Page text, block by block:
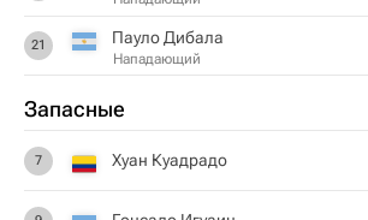
21 Пауло Дибала
Нападающий
Запасные
7 Хуан Куадрадо